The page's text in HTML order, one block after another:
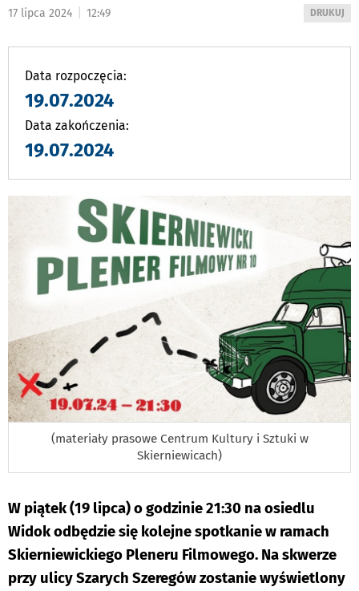
WYDRUKUJ
DRUKUJ
17 lipca 2024 12:49
Data rozpoczęcia:
19.07.2024
Data zakończenia:
19.07.2024
(materiały prasowe Centrum Kultury i Sztuki w
Skierniewicach)
W piątek (19 lipca) o godzinie 21:30 na osiedlu
Widok odbędzie się kolejne spotkanie w ramach
Skierniewickiego Pleneru Filmowego. Na skwerze
przy ulicy Szarych Szeregów zostanie wyświetlony